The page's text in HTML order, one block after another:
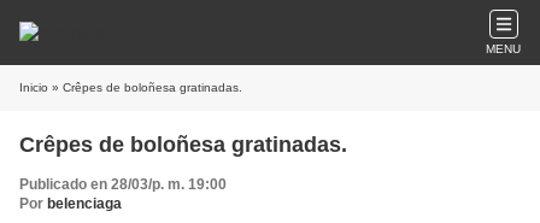
MENU
Inicio » Crêpes de boloñesa gratinadas.
Crêpes de boloñesa gratinadas.
Publicado en 28/03/p. m. 19:00
Por belenciaga